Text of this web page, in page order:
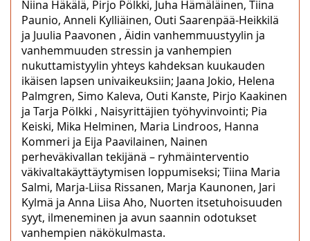
Niina Häkälä, Pirjo Pölkki, Juha Hämäläinen, Tiina
Paunio, Anneli Kylliäinen, Outi Saarenpää-Heikkilä
ja Juulia Paavonen , Äidin vanhemmuustyylin ja
vanhemmuuden stressin ja vanhempien
nukuttamistyylin yhteys kahdeksan kuukauden
ikäisen lapsen univaikeuksiin; Jaana Jokio, Helena
Palmgren, Simo Kaleva, Outi Kanste, Pirjo Kaakinen
ja Tarja Pölkki , Naisyrittäjien työhyvinvointi; Pia
Keiski, Mika Helminen, Maria Lindroos, Hanna
Kommeri ja Eija Paavilainen, Nainen
perheväkivallan tekijänä – ryhmäinterventio
väkivaltakäyttäytymisen loppumiseksi; Tiina Maria
Salmi, Marja-Liisa Rissanen, Marja Kaunonen, Jari
Kylmä ja Anna Liisa Aho, Nuorten itsetuhoisuuden
syyt, ilmeneminen ja avun saannin odotukset
vanhempien näkökulmasta.